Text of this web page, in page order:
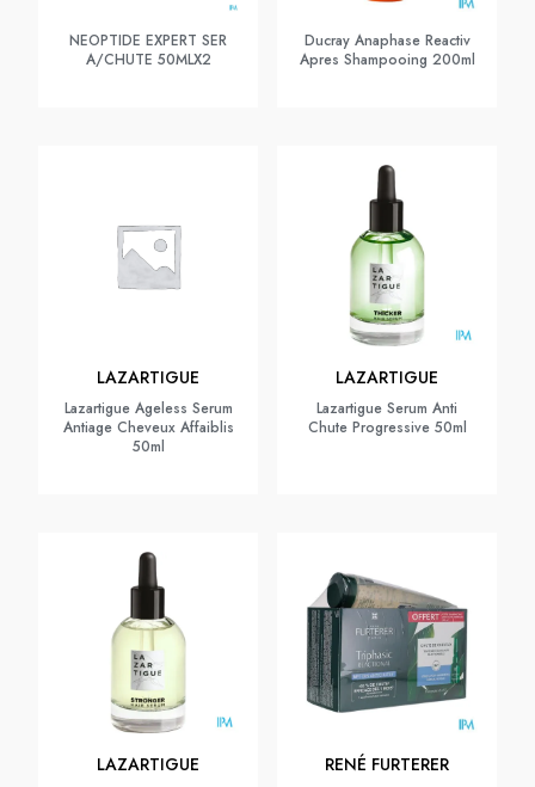
NEOPTIDE EXPERT SER
A/CHUTE 50MLX2
Ducray Anaphase Reactiv
Apres Shampooing 200ml
LAZARTIGUE
Lazartigue Ageless Serum
Antiage Cheveux Affaiblis
50ml
LAZARTIGUE
Lazartigue Serum Anti
Chute Progressive 50ml
LAZARTIGUE RENÉ FURTERER